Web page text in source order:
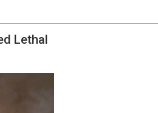
Lethal